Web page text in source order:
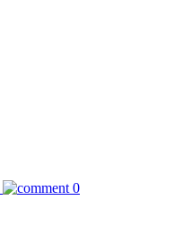
0